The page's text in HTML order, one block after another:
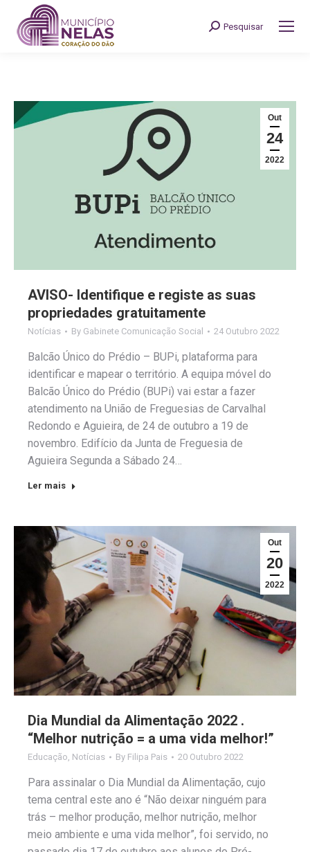
Search:
Pesquisar
Out
24
2022
AVISO- Identifique e registe as suas
propriedades gratuitamente
Notícias By Gabinete Comunicação Social 24 Outubro 2022
Balcão Único do Prédio – BUPi, plataforma para
identificar e mapear o território. A equipa móvel do
Balcão Único do Prédio (BUPi) vai estar a fazer
atendimento na União de Freguesias de Carvalhal
Redondo e Aguieira, de 24 de outubro a 19 de
novembro. Edifício da Junta de Freguesia de
Aguieira Segunda a Sábado 24…
Ler mais
Out
20
2022
Dia Mundial da Alimentação 2022 .
“Melhor nutrição = a uma vida melhor!”
Educação Notícias By Filipa Pais 20 Outubro 2022
Para assinalar o Dia Mundial da Alimentação, cujo
tema central este ano é “Não deixar ninguém para
trás – melhor produção, melhor nutrição, melhor
meio ambiente e uma vida melhor”, foi servido, no